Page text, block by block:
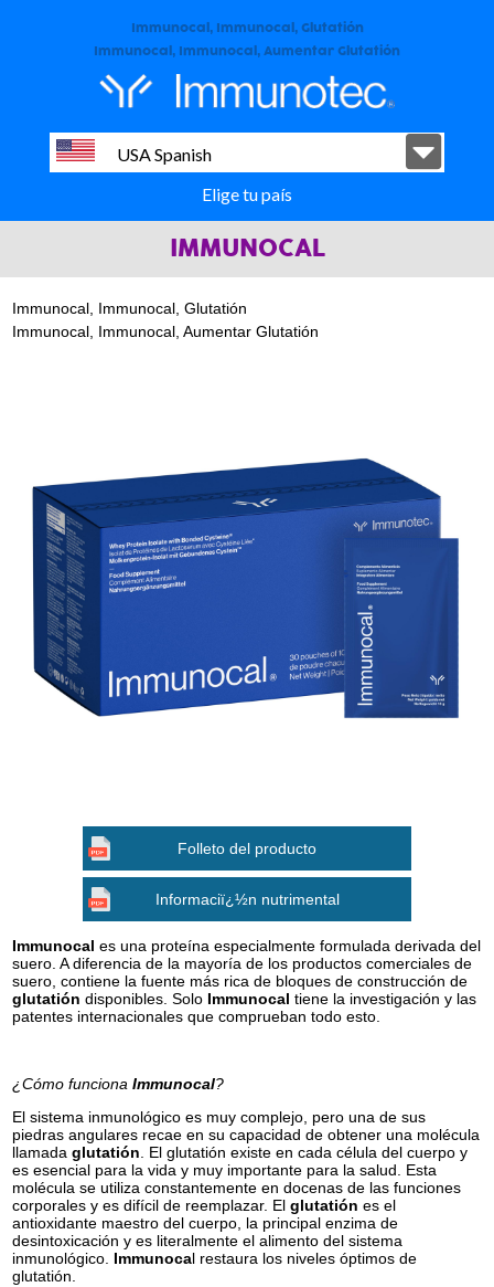
Immunocal, Immunocal, Glutatión
Immunocal, Immunocal, Aumentar Glutatión
USA Spanish
Elige tu país
IMMUNOCAL
Immunocal, Immunocal, Glutatión
Immunocal, Immunocal, Aumentar Glutatión
Folleto del producto
Informaciï¿½n nutrimental
Immunocal es una proteína especialmente formulada derivada del
suero. A diferencia de la mayoría de los productos comerciales de
suero, contiene la fuente más rica de bloques de construcción de
glutatión disponibles. Solo Immunocal tiene la investigación y las
patentes internacionales que comprueban todo esto.
¿Cómo funcionaImmunocal?
El sistema inmunológico es muy complejo, pero una de sus
piedras angulares recae en su capacidad de obtener una molécula
llamadaglutatión. El glutatión existe en cada célula del cuerpo y
es esencial para la vida y muy importante para la salud. Esta
molécula se utiliza constantemente en docenas de las funciones
corporales y es difícil de reemplazar. Elglutatión es el
antioxidante maestro del cuerpo, la principal enzima de
desintoxicación y es literalmente el alimento del sistema
inmunológico. Immunocal restaura los niveles óptimos de
glutatión.